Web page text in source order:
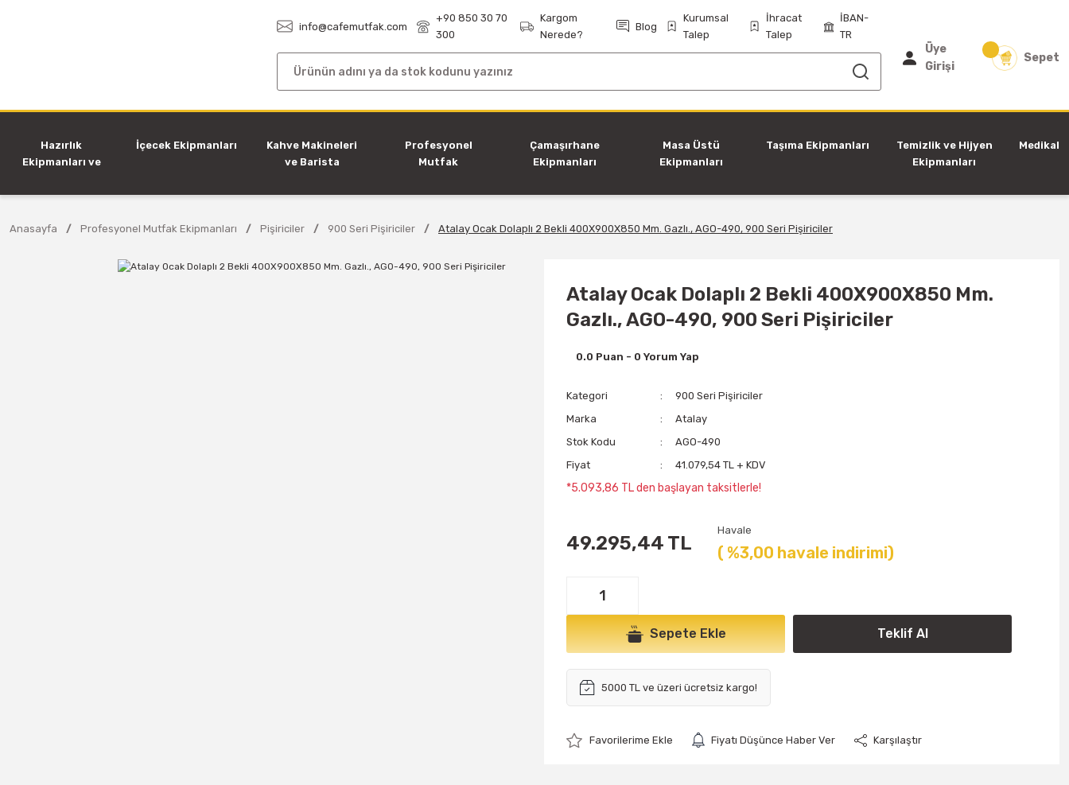
info@cafemutfak.com
+90 850 30 70
300
Kargom
Nerede?
Blog
Kurumsal
Talep
İhracat
Talep
İBAN-
TR
Üye
Girişi
Sepet
Hazırlık
Ekipmanları ve
İçecek Ekipmanları
Kahve Makineleri
ve Barista
Profesyonel
Mutfak
Çamaşırhane
Ekipmanları
Masa Üstü
Ekipmanları
Taşıma Ekipmanları
Temizlik ve Hijyen
Ekipmanları
Medikal
Anasayfa Profesyonel Mutfak Ekipmanları Pişiriciler 900 Seri Pişiriciler Atalay Ocak Dolaplı 2 Bekli 400X900X850 Mm. Gazlı., AGO-490, 900 Seri Pişiriciler
Atalay Ocak Dolaplı 2 Bekli 400X900X850 Mm.
Gazlı., AGO-490, 900 Seri Pişiriciler
0.0 Puan - 0 Yorum Yap
Kategori
900 Seri Pişiriciler
Marka
Atalay
Stok Kodu
AGO-490
Fiyat
41.079,54 TL + KDV
*5.093,86 TL den başlayan taksitlerle!
49.295,44 TL
Havale
( %3,00 havale indirimi)
Sepete Ekle Teklif Al
5000 TL ve üzeri ücretsiz kargo!
Fiyatı Düşünce Haber Ver Karşılaştır